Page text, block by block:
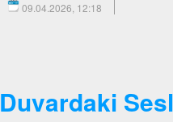
09.04.2026, 12:18
Duvardaki